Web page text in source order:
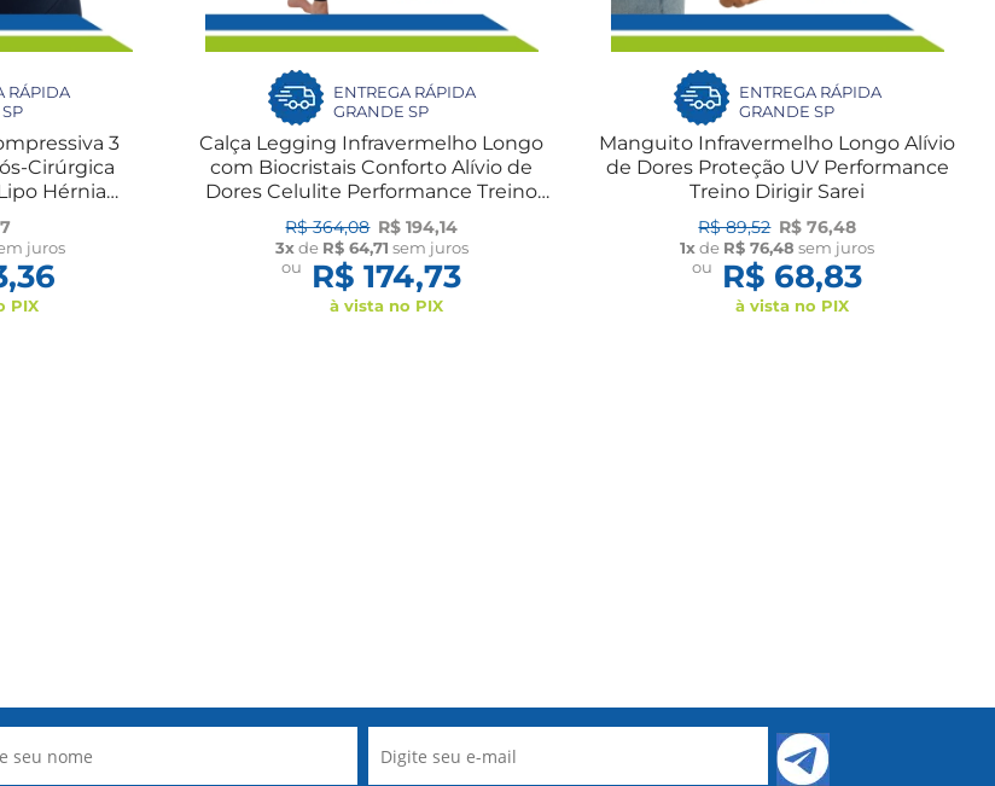
RÁPIDA
3
Cirúrgica
Hérnia
juros
PIX
ENTREGA RÁPIDA
GRANDE SP
Calça Legging Infravermelho Longo
com Biocristais Conforto Alívio de
Dores Celulite Performance Treino
Reforçada Sarei
R$ 364,08 R$ 194,14
3xde R$ 64,71 sem juros
ou
R$ 174,73
à vista no PIX
ENTREGA RÁPIDA
GRANDE SP
Manguito Infravermelho Longo Alívio
de Dores Proteção UV Performance
Treino Dirigir Sarei
R$ 89,52 R$ 76,48
1xde R$ 76,48 sem juros
ou
R$ 68,83
à vista no PIX